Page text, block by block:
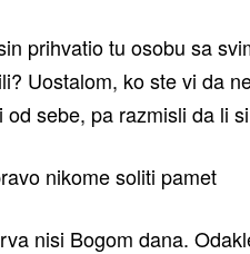
prihvatio tu osobu sa
Uostalom, ko ste vi da
od sebe, pa razmisli da li
nikome soliti pamet
nisi Bogom dana.